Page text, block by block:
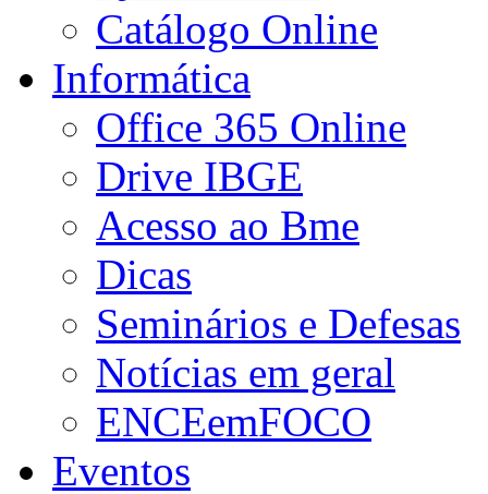
Catálogo Online
Informática
Office 365 Online
Drive IBGE
Acesso ao Bme
Dicas
Seminários e Defesas
Notícias em geral
ENCEemFOCO
Eventos